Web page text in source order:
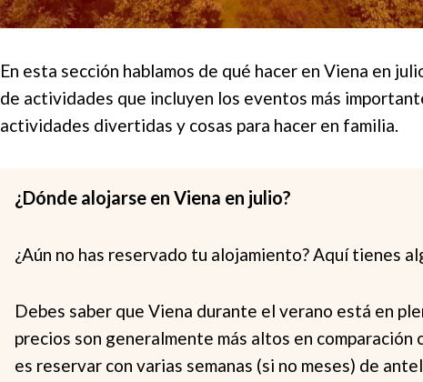
En esta sección hablamos de qué hacer en Viena en
de actividades que incluyen los eventos más
actividades divertidas y cosas para hacer en familia.
¿Dónde alojarse en Viena en julio?
¿Aún no has reservado tu alojamiento? Aquí tienes
Debes saber que Viena durante el verano está en
precios son generalmente más altos en comparación
es reservar con varias semanas (si no meses) de